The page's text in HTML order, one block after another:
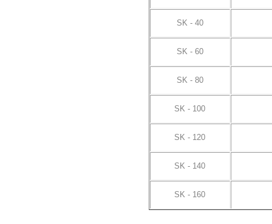
SK - 40
SK - 60
SK - 80
SK - 100
SK - 120
SK - 140
SK - 160